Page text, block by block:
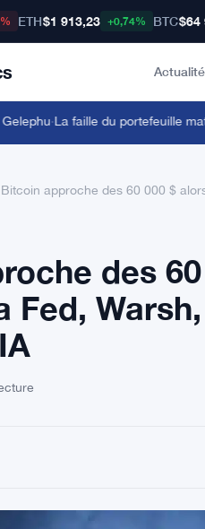
ETH$1 913,23 +0,74% BTC$64
·La faille du portefeuille
approche des 60 000 $
des
Fed,